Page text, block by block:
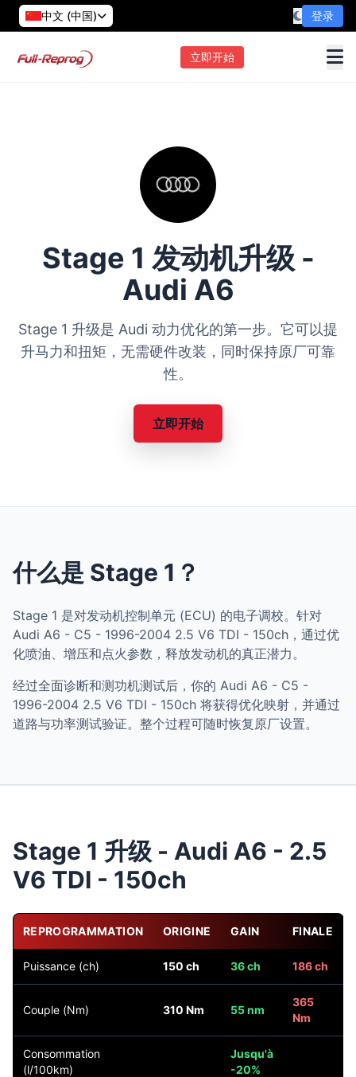
中文 (中国) 登录
立即开始
Stage 1 发动机升级 -
Audi A6
Stage 1 升级是 Audi 动力优化的第一步。它可以提
升马力和扭矩，无需硬件改装，同时保持原厂可靠
性。
立即开始
什么是 Stage 1？
Stage 1 是对发动机控制单元 (ECU) 的电子调校。针对
Audi A6 - C5 - 1996-2004 2.5 V6 TDI - 150ch，通过优
化喷油、增压和点火参数，释放发动机的真正潜力。
经过全面诊断和测功机测试后，你的 Audi A6 - C5 -
1996-2004 2.5 V6 TDI - 150ch 将获得优化映射，并通过
道路与功率测试验证。整个过程可随时恢复原厂设置。
Stage 1 升级 - Audi A6 - 2.5
V6 TDI - 150ch
REPROGRAMMATION ORIGINE GAIN FINALE
Puissance (ch) 150 ch 36 ch 186 ch
Couple (Nm) 310 Nm 55 nm
365
Nm
Consommation
(l/100km)
Jusqu'à
-20%